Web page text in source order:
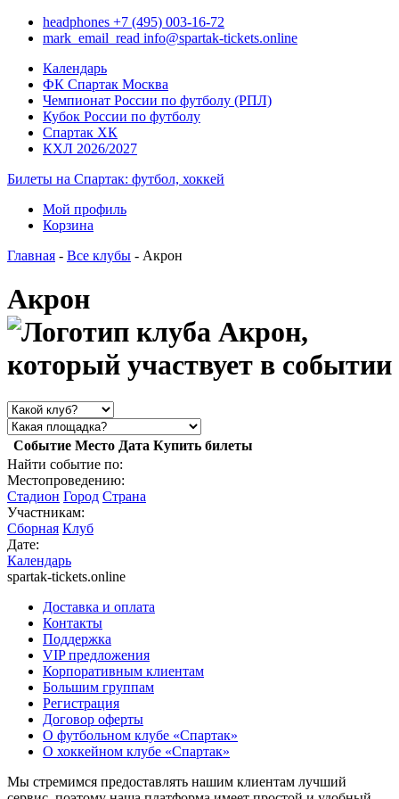
headphones +7 (495) 003-16-72
mark_email_read info@spartak-tickets.online
Календарь
ФК Спартак Москва
Чемпионат России по футболу (РПЛ)
Кубок России по футболу
Спартак ХК
КХЛ 2026/2027
Билеты на Спартак: футбол, хоккей
Мой профиль
Корзина
Главная - Все клубы - Акрон
Акрон
Событие Место Дата Купить билеты
Найти событие по:
Местопроведению:
Стадион Город Страна
Участникам:
Сборная Клуб
Дате:
Календарь
spartak-tickets.online
Доставка и оплата
Контакты
Поддержка
VIP предложения
Корпоративным клиентам
Большим группам
Регистрация
Договор оферты
О футбольном клубе «Спартак»
О хоккейном клубе «Спартак»
Мы стремимся предоставлять нашим клиентам лучший